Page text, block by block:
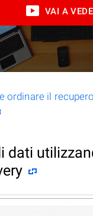
VAI A
ordinare il
dati